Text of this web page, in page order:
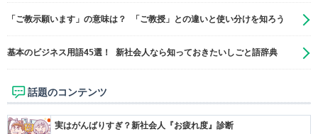
「ご教示願います」の意味は？ 「ご教授」との違いと使い分けを知ろう
基本のビジネス用語45選！ 新社会人なら知っておきたいしごと語辞典
話題のコンテンツ
実はがんばりすぎ？新社会人『お疲れ度』診断